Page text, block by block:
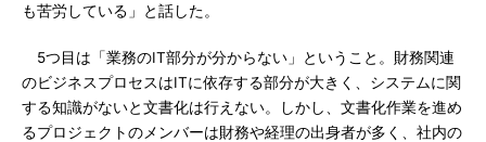
も苦労している」と話した。
5つ目は「業務のIT部分が分からない」ということ。財務関連
のビジネスプロセスはITに依存する部分が大きく、システムに関
する知識がないと文書化は行えない。しかし、文書化作業を進め
るプロジェクトのメンバーは財務や経理の出身者が多く、社内の